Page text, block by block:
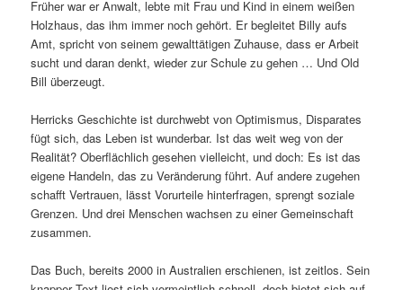
Früher war er Anwalt, lebte mit Frau und Kind in einem weißen
Holzhaus, das ihm immer noch gehört. Er begleitet Billy aufs
Amt, spricht von seinem gewalttätigen Zuhause, dass er Arbeit
sucht und daran denkt, wieder zur Schule zu gehen … Und Old
Bill überzeugt.
Herricks Geschichte ist durchwebt von Optimismus, Disparates
fügt sich, das Leben ist wunderbar. Ist das weit weg von der
Realität? Oberflächlich gesehen vielleicht, und doch: Es ist das
eigene Handeln, das zu Veränderung führt. Auf andere zugehen
schafft Vertrauen, lässt Vorurteile hinterfragen, sprengt soziale
Grenzen. Und drei Menschen wachsen zu einer Gemeinschaft
zusammen.
Das Buch, bereits 2000 in Australien erschienen, ist zeitlos. Sein